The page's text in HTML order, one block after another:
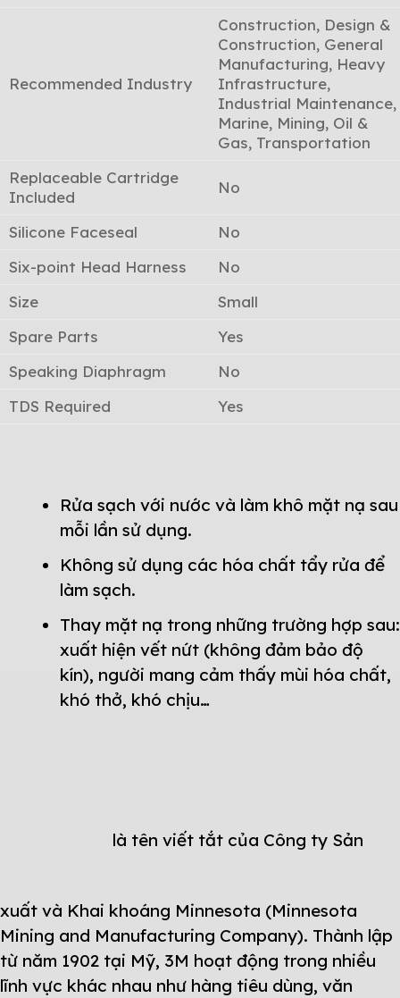
Recommended Industry
Construction, Design &
Construction, General
Manufacturing, Heavy
Infrastructure,
Industrial Maintenance,
Marine, Mining, Oil &
Gas, Transportation
Replaceable Cartridge
Included
No
Silicone Faceseal
No
Six-point Head Harness
No
Size
Small
Spare Parts
Yes
Speaking Diaphragm
No
TDS Required
Yes
Rửa sạch với nước và làm khô mặt nạ sau
mỗi lần sử dụng.
Không sử dụng các hóa chất tẩy rửa để
làm sạch.
Thay mặt nạ trong những trường hợp sau:
xuất hiện vết nứt (không đảm bảo độ
kín), người mang cảm thấy mùi hóa chất,
khó thở, khó chịu…
là tên viết tắt của Công ty Sản
xuất và Khai khoáng Minnesota (Minnesota
Mining and Manufacturing Company). Thành lập
từ năm 1902 tại Mỹ, 3M hoạt động trong nhiều
lĩnh vực khác nhau như hàng tiêu dùng, văn